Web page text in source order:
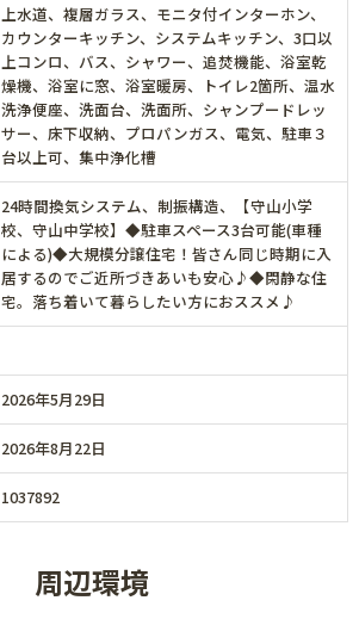
上水道、複層ガラス、モニタ付インターホン、
カウンターキッチン、システムキッチン、3口以
上コンロ、バス、シャワー、追焚機能、浴室乾
燥機、浴室に窓、浴室暖房、トイレ2箇所、温水
洗浄便座、洗面台、洗面所、シャンプードレッ
サー、床下収納、プロパンガス、電気、駐車３
台以上可、集中浄化槽
24時間換気システム、制振構造、【守山小学
校、守山中学校】◆駐車スペース3台可能(車種
による)◆大規模分譲住宅！皆さん同じ時期に入
居するのでご近所づきあいも安心♪◆閑静な住
宅。落ち着いて暮らしたい方におススメ♪
2026年5月29日
2026年8月22日
1037892
周辺環境